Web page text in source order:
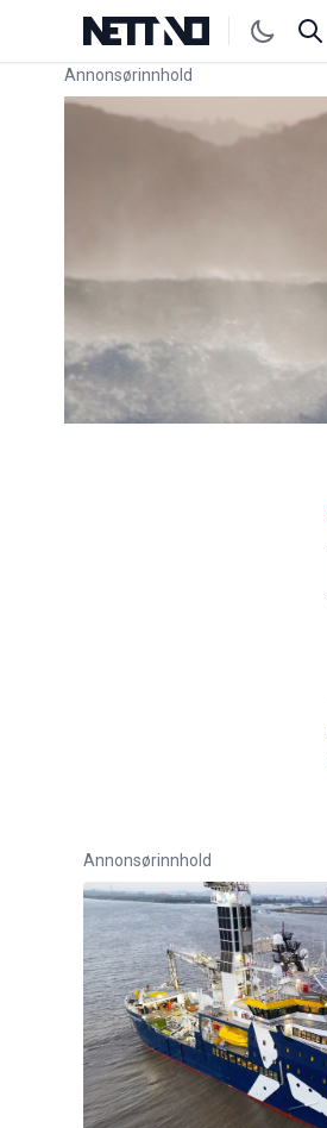
Annonsørinnhold
Link for annonse
Annonsørinnhold